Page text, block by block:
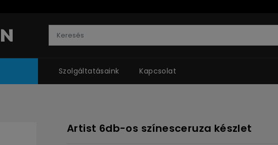
Szolgáltatásaink Kapcsolat
Artist 6db-os színesceruza készlet